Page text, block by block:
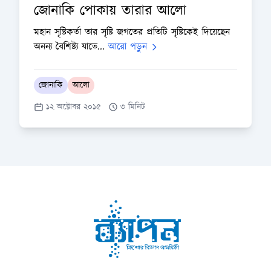
জোনাকি পোকায় তারার আলো
মহান সৃষ্টিকর্তা তার সৃষ্টি জগতের প্রতিটি সৃষ্টিকেই দিয়েছেন
অনন্য বৈশিষ্ট্য যাতে...আরো পড়ুন
জোনাকি
আলো
১২ অক্টোবর ২০১৫
৩ মিনিট